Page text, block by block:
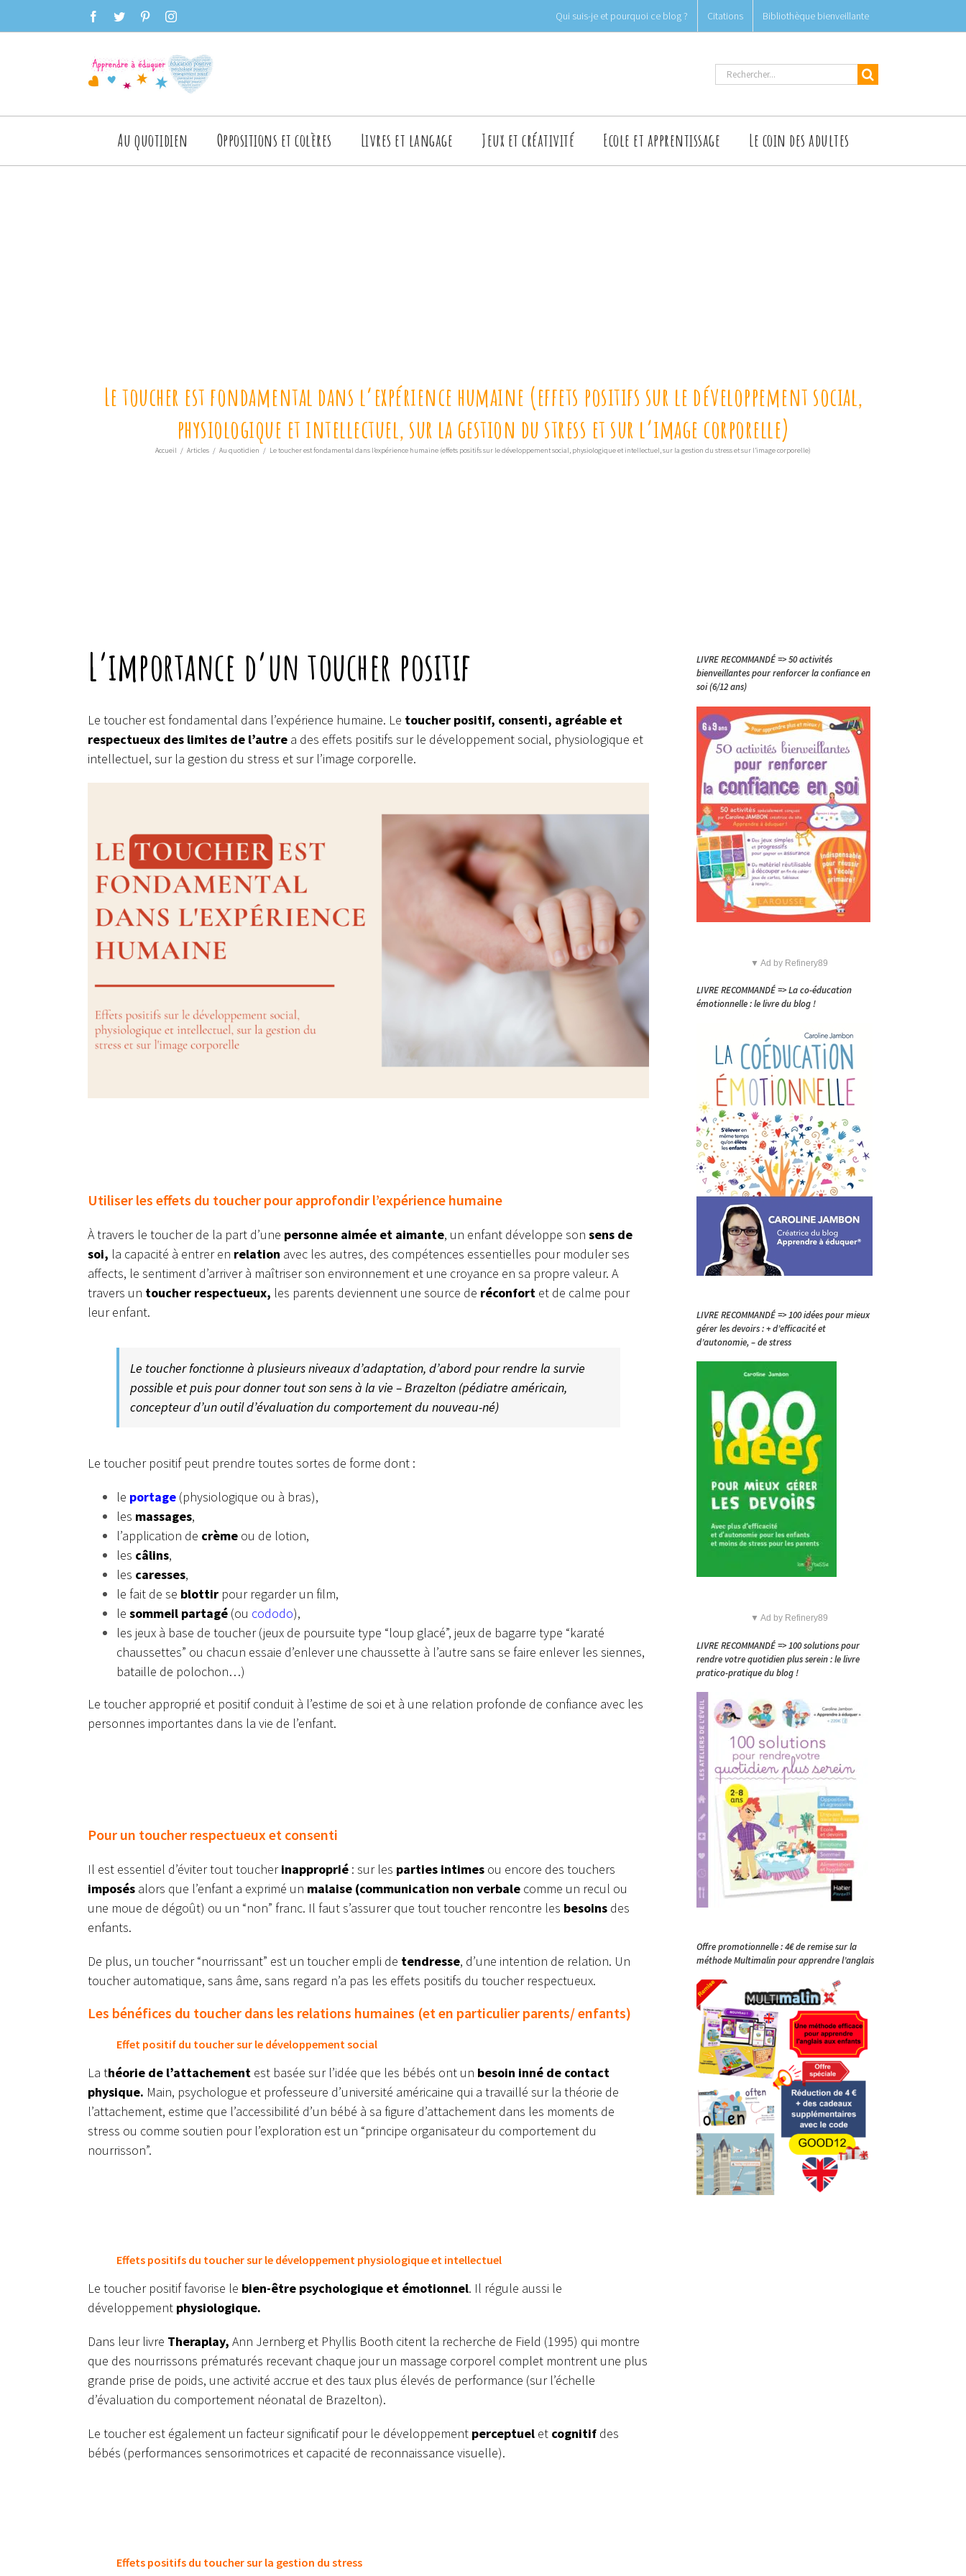
to
facebooktwitter pinterestinstagram Qui suis-je et pourquoi ce blog ? Citations Bibliothèque bienveillante
Rechercher
Rechercher
Au quotidien Oppositions et colères Livres et langage Jeux et créativité Ecole et apprentissage Le coin des adultes
Le toucher est fondamental dans l’expérience humaine (effets positifs sur le développement social,
physiologique et intellectuel, sur la gestion du stress et sur l’image corporelle)
Accueil / Articles / Au quotidien / Le toucher est fondamental dans l’expérience humaine (effets positifs sur le développement social, physiologique et intellectuel, sur la gestion du stress et sur l’image corporelle)
L’importance d’un toucher positif
Le toucher est fondamental dans l’expérience humaine. Le toucher positif, consenti, agréable et
respectueux des limites de l’autre a des effets positifs sur le développement social, physiologique et
intellectuel, sur la gestion du stress et sur l’image corporelle.
Utiliser les effets du toucher pour approfondir l’expérience humaine
À travers le toucher de la part d’une personne aimée et aimante, un enfant développe son sens de
soi, la capacité à entrer en relation avec les autres, des compétences essentielles pour moduler ses
affects, le sentiment d’arriver à maîtriser son environnement et une croyance en sa propre valeur. A
travers un toucher respectueux, les parents deviennent une source de réconfort et de calme pour
leur enfant.
Le toucher fonctionne à plusieurs niveaux d’adaptation, d’abord pour rendre la survie
possible et puis pour donner tout son sens à la vie – Brazelton (pédiatre américain,
concepteur d’un outil d’évaluation du comportement du nouveau-né)
Le toucher positif peut prendre toutes sortes de forme dont :
le portage (physiologique ou à bras),
les massages,
l’application de crème ou de lotion,
les câlins,
les caresses,
le fait de se blottir pour regarder un film,
le sommeil partagé (ou cododo),
les jeux à base de toucher (jeux de poursuite type “loup glacé”, jeux de bagarre type “karaté
chaussettes” ou chacun essaie d’enlever une chaussette à l’autre sans se faire enlever les siennes,
bataille de polochon…)
Le toucher approprié et positif conduit à l’estime de soi et à une relation profonde de confiance avec les
personnes importantes dans la vie de l’enfant.
Pour un toucher respectueux et consenti
Il est essentiel d’éviter tout toucherinapproprié : sur les parties intimes ou encore des touchers
imposés alors que l’enfant a exprimé un malaise (communication non verbale comme un recul ou
une moue de dégoût) ou un “non” franc. Il faut s’assurer que tout toucher rencontre les besoins des
enfants.
De plus, un toucher “nourrissant” est un toucher empli de tendresse, d’une intention de relation. Un
toucher automatique, sans âme, sans regard n’a pas les effets positifs du toucher respectueux.
Les bénéfices du toucher dans les relations humaines (et en particulier parents/ enfants)
Effet positif du toucher sur le développement social
La théorie de l’attachement est basée sur l’idée que les bébés ont un besoin inné de contact
physique. Main, psychologue et professeure d’université américaine qui a travaillé surla théorie de
l’attachement, estime que l’accessibilité d’un bébé à sa figure d’attachement dans les moments de
stress ou comme soutien pour l’exploration est un “principe organisateur du comportement du
nourrisson”.
Effets positifs du toucher sur le développement physiologique et intellectuel
Le toucher positif favorise le bien-être psychologique et émotionnel. Il régule aussi le
développement physiologique.
Dans leur livre Theraplay, Ann Jernberg et Phyllis Booth citent la recherche de Field (1995) qui montre
que des nourrissons prématurés recevant chaque jour un massage corporel complet montrent une plus
grande prise de poids, une activité accrue et des taux plus élevés de performance (sur l’échelle
d’évaluation du comportement néonatal de Brazelton).
Le toucher est également un facteur significatif pour le développement perceptuel et cognitif des
bébés (performances sensorimotrices et capacité de reconnaissance visuelle).
Effets positifs du toucher sur la gestion du stress
LIVRE RECOMMANDÉ => 50 activités
bienveillantes pour renforcer la confiance en
soi (6/12 ans)
▼ Ad by Refinery89
LIVRE RECOMMANDÉ => La co-éducation
émotionnelle : le livre du blog !
LIVRE RECOMMANDÉ => 100 idées pour mieux
gérer les devoirs : + d’efficacité et
d’autonomie, – de stress
▼ Ad by Refinery89
LIVRE RECOMMANDÉ => 100 solutions pour
rendre votre quotidien plus serein : le livre
pratico-pratique du blog !
Offre promotionnelle : 4€ de remise sur la
méthode Multimalin pour apprendre l’anglais